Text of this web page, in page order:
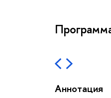
Аннотация